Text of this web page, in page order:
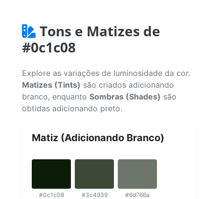
Tons e Matizes de
#0c1c08
Explore as variações de luminosidade da cor.
Matizes (Tints) são criados adicionando
branco, enquanto Sombras (Shades) são
obtidas adicionando preto.
Matiz (Adicionando Branco)
#0c1c08 #3c4939 #6d766a